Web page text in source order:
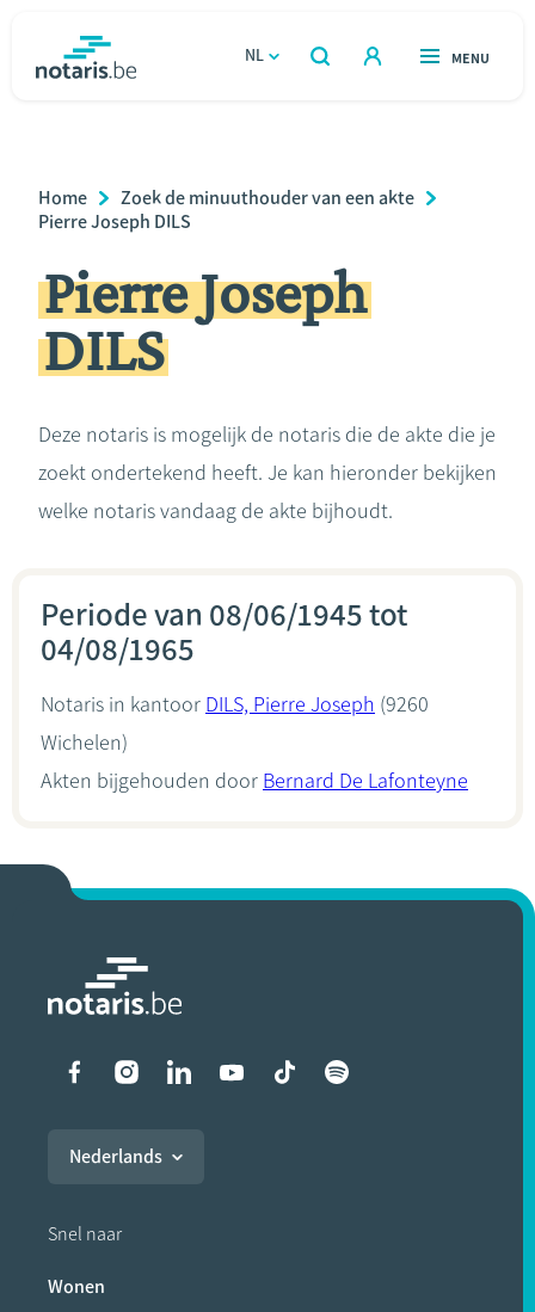
gaan
NL
OPEN
ZOEKEN
OPEN
MENU
Relatie & samenleven
Erven & schenken
Ondernemen
Rekenmodules
Breadcrumb
Home
Zoek de minuuthouder van een akte
Pierre Joseph DILS
Pierre Joseph
DILS
Deze notaris is mogelijk de notaris die de akte die je
zoekt ondertekend heeft. Je kan hieronder bekijken
welke notaris vandaag de akte bijhoudt.
Periode van 08/06/1945 tot
04/08/1965
Notaris in kantoor DILS, Pierre Joseph (9260
Wichelen)
Akten bijgehouden door Bernard De Lafonteyne
Liens vers les réseaux
Nederlands
Snel naar
Wonen